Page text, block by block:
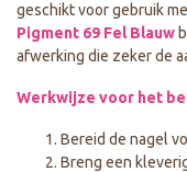
geschikt voor gebruik
Pigment 69 Fel Blauw
afwerking die zeker de
Werkwijze voor het
Bereid de nagel
Breng een